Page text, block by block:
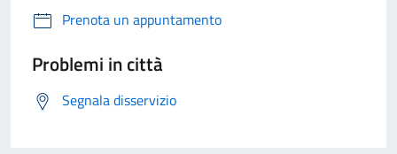
Prenota un appuntamento
Problemi in città
Segnala disservizio